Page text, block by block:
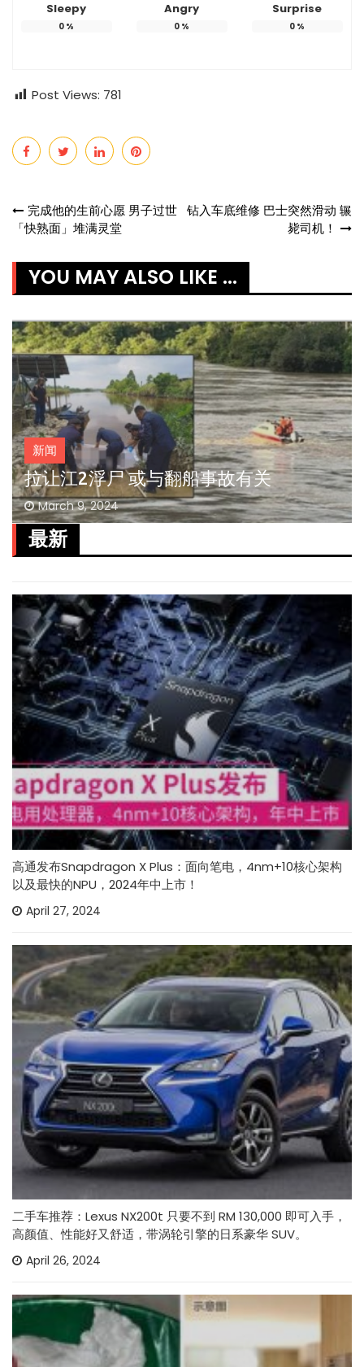
Sleepy
0 %
Angry
0 %
Surprise
0 %
Post Views: 781
Post
完成他的生前心愿 男子过世
「快熟面」堆满灵堂
钻入车底维修 巴士突然滑动 辗
毙司机！
YOU MAY ALSO LIKE ...
新闻
拉让江2浮尸 或与翻船事故有关
March 9, 2024
最新
高通发布Snapdragon X Plus：面向笔电，4nm+10核心架构
以及最快的NPU，2024年中上市！
April 27, 2024
二手车推荐：Lexus NX200t 只要不到 RM 130,000 即可入手，
高颜值、性能好又舒适，带涡轮引擎的日系豪华 SUV。
April 26, 2024